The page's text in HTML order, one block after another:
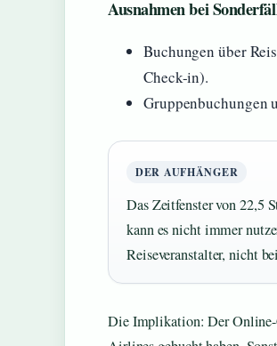
Ausnahmen bei
Buchungen über
Check-in).
Gruppenbuchungen
DER AUFHÄNGER
Das Zeitfenster von 22,5
kann es nicht immer
Reiseveranstalter, nicht
Die Implikation: Der Online-